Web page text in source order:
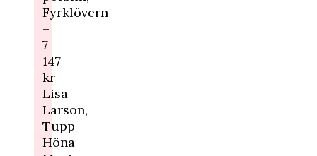
Fyrklövern
–
7
147
kr
Lisa
Larson,
Tupp
Höna